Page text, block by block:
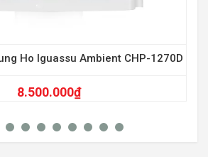
Ho Iguassu Ambient CHP-1270D
8.500.000₫